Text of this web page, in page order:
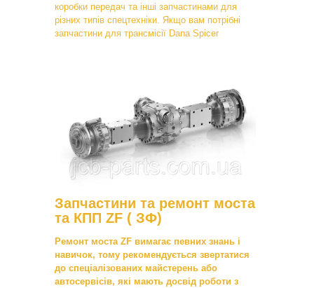
коробки передач та інші запчастинами для
різних типів спецтехніки. Якщо вам потрібні
запчастини для трансмісії Dana Spicer
Запчастини та ремонт моста
та КПП ZF ( ЗФ)
Ремонт моста ZF вимагає певних знань і
навичок, тому рекомендується звертатися
до спеціалізованих майстерень або
автосервісів, які мають досвід роботи з